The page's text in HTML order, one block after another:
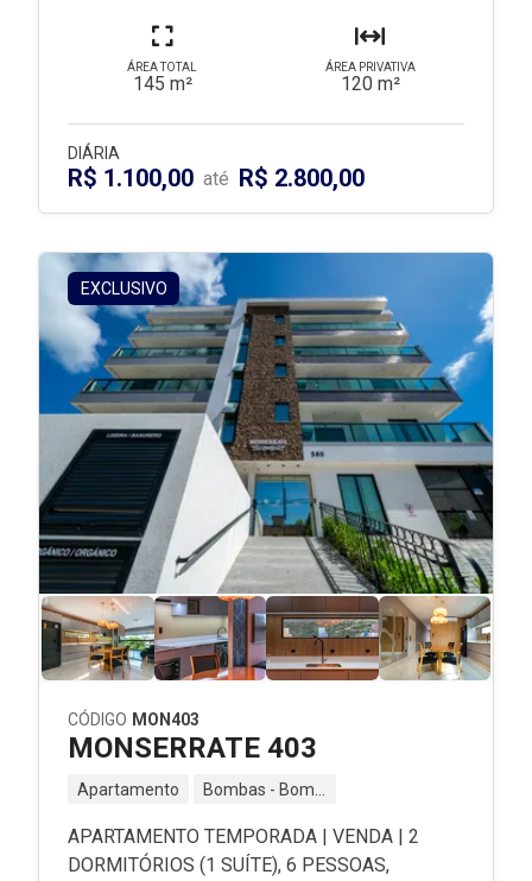
ÁREA TOTAL
145 m²
ÁREA PRIVATIVA
120 m²
DIÁRIA
R$ 1.100,00 até R$ 2.800,00
EXCLUSIVO
CÓDIGO MON403
MONSERRATE 403
Apartamento
APARTAMENTO TEMPORADA | VENDA | 2
DORMITÓRIOS (1 SUÍTE), 6 PESSOAS,